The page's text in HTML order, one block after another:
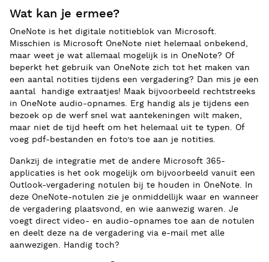
Wat kan je ermee?
OneNote is het digitale notitieblok van Microsoft.
Misschien is Microsoft OneNote niet helemaal onbekend,
maar weet je wat allemaal mogelijk is in OneNote? Of
beperkt het gebruik van OneNote zich tot het maken van
een aantal notities tijdens een vergadering? Dan mis je een
aantal handige extraatjes! Maak bijvoorbeeld rechtstreeks
in OneNote audio-opnames. Erg handig als je tijdens een
bezoek op de werf snel wat aantekeningen wilt maken,
maar niet de tijd heeft om het helemaal uit te typen. Of
voeg pdf-bestanden en foto’s toe aan je notities.
Dankzij de integratie met de andere Microsoft 365-
applicaties is het ook mogelijk om bijvoorbeeld vanuit een
Outlook-vergadering notulen bij te houden in OneNote. In
deze OneNote-notulen zie je onmiddellijk waar en wanneer
de vergadering plaatsvond, en wie aanwezig waren. Je
voegt direct video- en audio-opnames toe aan de notulen
en deelt deze na de vergadering via e-mail met alle
aanwezigen. Handig toch?